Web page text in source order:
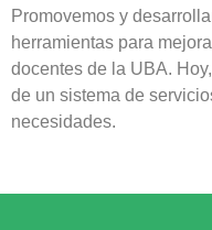
Promovemos y
herramientas para
docentes de la UBA.
de un sistema de
necesidades.